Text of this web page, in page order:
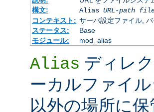
構文:
Alias URL-path
コンテキスト: サーバ設定ファイル,
ステータス:
Base
モジュール:
mod_alias
Alias ディレ
ーカルファイ
以外の場所に